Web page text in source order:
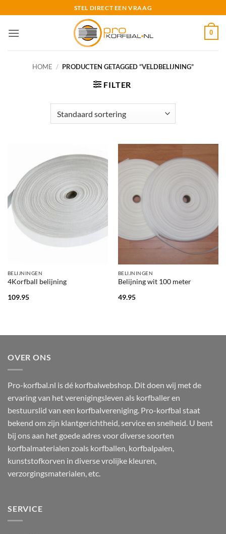
naar
inhoud
STEL DIRECT EEN VRAAG
0
HOME / PRODUCTEN GETAGGED “VELDBELIJNING”
FILTER
BELIJNINGEN
4Korfball belijning
109.95
BELIJNINGEN
Belijning wit 100 meter
49.95
OVER ONS
Pro-korfbal.nl is dé korfbalwebshop. Dit doen wij met de
ervaring van het verenigingsleven als korfballer en
bestuurslid van een korfbalvereniging. Pro-korfbal staat
bekend om zijn klantgerichtheid, service en snelheid. U bent
bij ons aan het goede adres voor diverse soorten
korfbalmaterialen zoals korfballen, korfbalpalen,
kunststofkorven in diverse vrolijke kleuren,
verzorgingsmaterialen, etc.
SERVICE